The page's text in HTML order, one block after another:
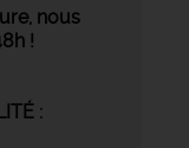
nous
!
: